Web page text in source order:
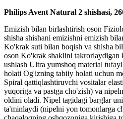
Philips Avent Natural 2 shishasi,
Emizish bilan birlashtirish oson
shisha shishani emizishni emizish
Ko'krak suti bilan boqish va shisha
oson Ko'krak shaklini takrorlaydigan
ushlash Ultra yumshoq material
holati Og'izning tabiiy holati uchun
Spiral qattiqlashtiruvchi vositalar
yuqoriga va pastga cho'zish) va
oldini oladi. Nipel tagidagi barglar
ta'minlaydi (nipelni yon tomonlarga